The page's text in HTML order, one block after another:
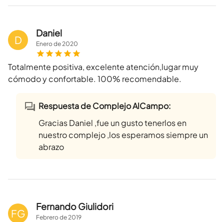
D
Daniel
Enerode2020
Totalmente positiva, excelente atención,lugar muy
cómodo y confortable. 100% recomendable.
Respuesta de Complejo AlCampo:
Gracias Daniel ,fue un gusto tenerlos en
nuestro complejo ,los esperamos siempre un
abrazo
FG
Fernando Giulidori
Febrerode2019